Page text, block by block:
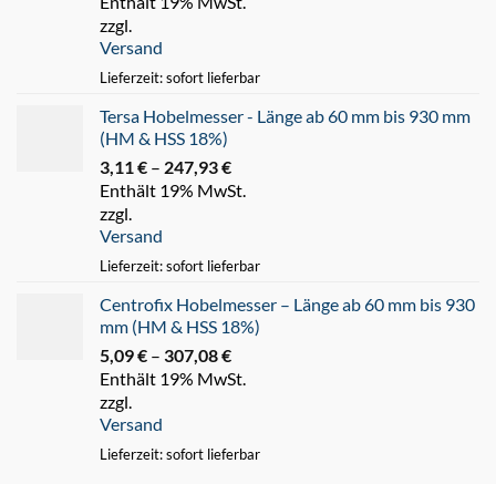
zzgl.
Versand
Lieferzeit: sofort lieferbar
Tersa Hobelmesser - Länge ab 60 mm bis 930 mm
(HM & HSS 18%)
3,11 € – 247,93€
3,11 €
Enthält 19% MwSt.
zzgl.
Versand
Lieferzeit: sofort lieferbar
Centrofix Hobelmesser – Länge ab 60 mm bis 930
mm (HM & HSS 18%)
5,09€ – 307,08€
5,09 €
Enthält 19% MwSt.
zzgl.
Versand
Lieferzeit: sofort lieferbar